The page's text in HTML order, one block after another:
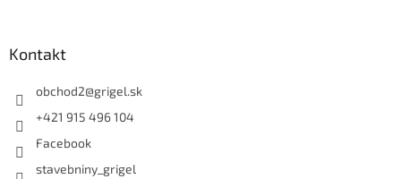
Kontakt
obchod2@grigel.sk
+421 915 496 104
Facebook
stavebniny_grigel